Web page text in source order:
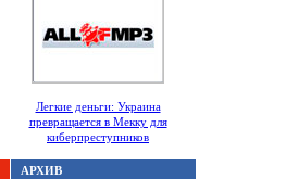
Легкие деньги: Украина
превращается в Мекку для
киберпреступников
АРХИВ